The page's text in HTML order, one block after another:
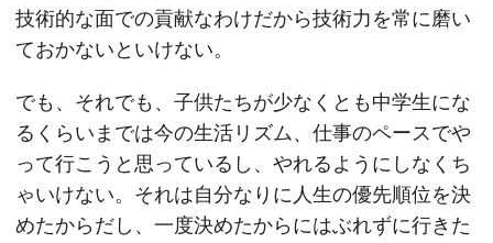
技術的な面での貢献なわけだから技術力を常に磨い
ておかないといけない。
でも、それでも、子供たちが少なくとも中学生にな
るくらいまでは今の生活リズム、仕事のペースでや
って行こうと思っているし、やれるようにしなくち
ゃいけない。それは自分なりに人生の優先順位を決
めたからだし、一度決めたからにはぶれずに行きた